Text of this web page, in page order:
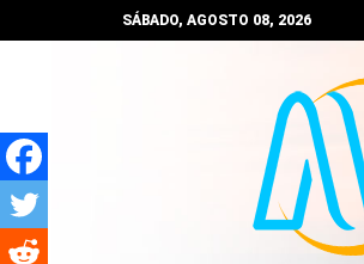
al
SÁBADO, AGOSTO 08, 2026